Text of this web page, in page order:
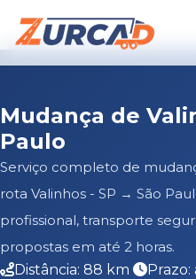
Mudança de
Paulo
Serviço completo de
rota Valinhos - SP → São
profissional, transporte
propostas em até 2 horas.
Distância: 88 km
Prazo: